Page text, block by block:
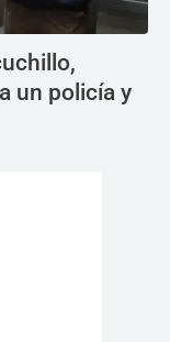
un policía y